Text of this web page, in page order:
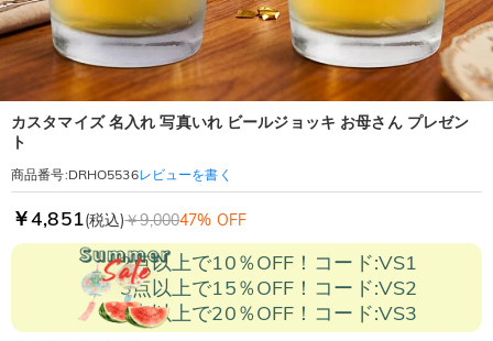
カスタマイズ 名入れ 写真いれ ビールジョッキ お母さん プレゼン
ト
商品番号:DRHO5536レビューを書く
￥4,851(税込)￥9,00047% OFF
2点以上で10％OFF！コード:VS1
3点以上で15％OFF！コード:VS2
5点以上で20％OFF！コード:VS3